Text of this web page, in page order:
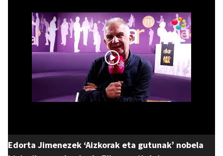
Edorta Jimenezek ‘Aizkorak eta gutunak’ nobela